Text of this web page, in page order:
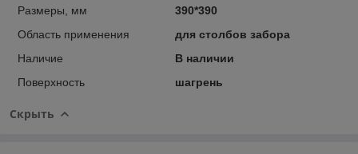
Размеры, мм
390*390
Область применения
для столбов забора
Наличие
В наличии
Поверхность
шагрень
Скрыть